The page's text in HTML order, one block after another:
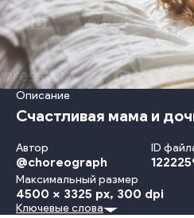
Описание
Счастливая мама и
Автор
@choreograph
ID
Максимальный размер
4500 x 3325 px, 300 dpi
Красота Travel Locations
Ключевые слова